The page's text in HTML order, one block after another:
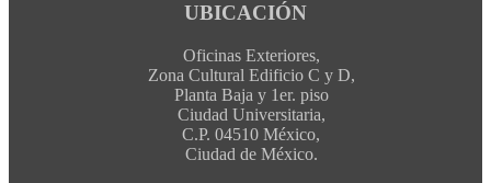
UBICACIÓN
Oficinas Exteriores,
Zona Cultural Edificio C y D,
Planta Baja y 1er. piso
Ciudad Universitaria,
C.P. 04510 México,
Ciudad de México.